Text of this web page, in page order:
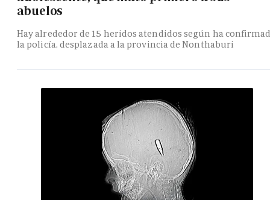
abuelos
Hay alrededor de 15 heridos atendidos según ha
la policía, desplazada a la provincia de Nonthaburi